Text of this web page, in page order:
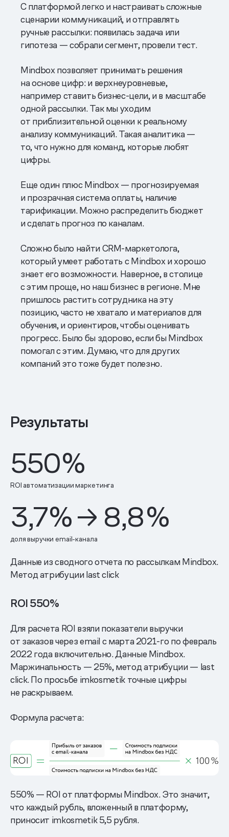
С платформой легко и настраивать сложные
сценарии коммуникаций, и отправлять
ручные рассылки: появилась задача или
гипотеза — собрали сегмент, провели тест.
Mindbox позволяет принимать решения
на основе цифр: и верхнеуровневые,
например ставить бизнес-цели, и в масштабе
одной рассылки. Так мы уходим
от приблизительной оценки к реальному
анализу коммуникаций. Такая аналитика —
то, что нужно для команд, которые любят
цифры.
Еще один плюс Mindbox — прогнозируемая
и прозрачная система оплаты, наличие
тарификации. Можно распределить бюджет
и сделать прогноз по каналам.
Сложно было найти CRM-маркетолога,
который умеет работать с Mindbox и хорошо
знает его возможности. Наверное, в столице
с этим проще, но наш бизнес в регионе. Мне
пришлось растить сотрудника на эту
позицию, часто не хватало и материалов для
обучения, и ориентиров, чтобы оценивать
прогресс. Было бы здорово, если бы Mindbox
помогал с этим. Думаю, что для других
компаний это тоже будет полезно.
Результаты
550%
ROI автоматизации маркетинга
3,7%→ 8,8%
доля выручки email-канала
Данные из сводного отчета по рассылкам Mindbox.
Метод атрибуции last click
ROI 550%
Для расчета ROI взяли показатели выручки
от заказов через email с марта 2021-го по февраль
2022 года включительно. Данные Mindbox.
Маржинальность — 25%, метод атрибуции — last
click. По просьбе imkosmetik точные цифры
не раскрываем.
Формула расчета:
550% — ROI от платформы Mindbox. Это значит,
что каждый рубль, вложенный в платформу,
приносит imkosmetik 5,5 рубля.